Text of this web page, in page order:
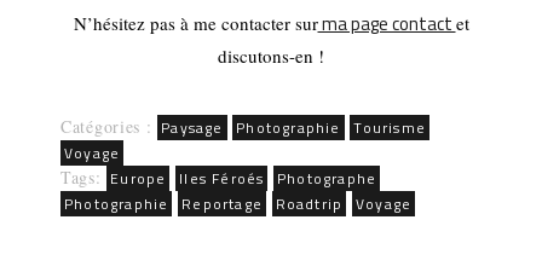
N’hésitez pas à me contacter surma page contact et
discutons-en !
Catégories : Paysage Photographie
Tourisme
Voyage
Tags: Europe Iles Féroés
Photographe
Photographie
Reportage Roadtrip Voyage